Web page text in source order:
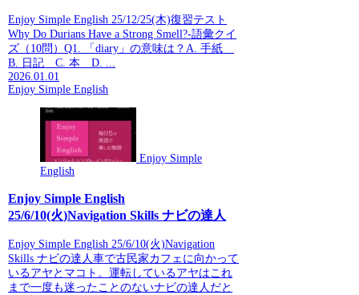
Enjoy Simple English 25/12/25(木)復習テスト
Why Do Durians Have a Strong Smell?-語彙クイ
ズ（10問）Q1. 「diary」の意味は？A. 手紙
B. 日記 C. 本 D. ...
2026.01.01
Enjoy Simple English
Enjoy Simple
English
Enjoy Simple English
25/6/10(火)Navigation Skills ナビの達人
Enjoy Simple English 25/6/10(火)Navigation
Skills ナビの達人車で古民家カフェに向かって
いるアヤとマコト。運転しているアヤはこれ
まで一度も迷ったことのないナビの達人だと